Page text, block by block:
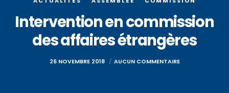
Intervention en commission
des affaires étrangères
26 NOVEMBRE 2018 AUCUN COMMENTAIRE